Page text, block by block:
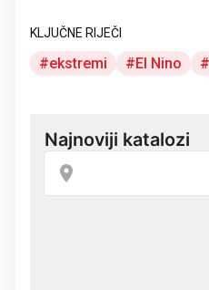
KLJUČNE RIJEČI
ekstremi El Nino